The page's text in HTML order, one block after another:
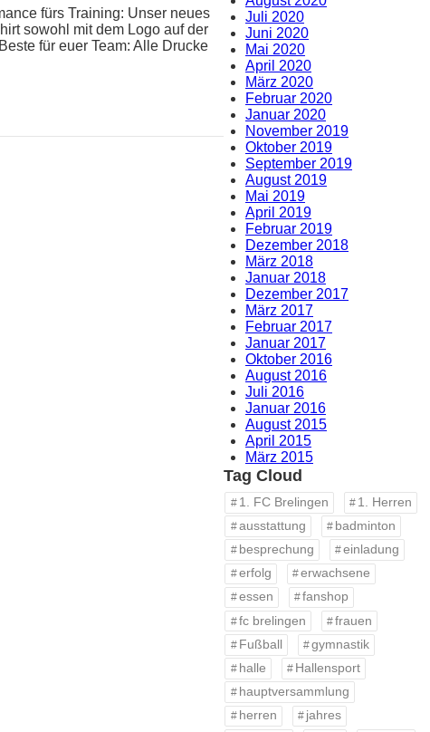
fürs Training: Unser neues
sowohl mit dem Logo auf der
für euer Team: Alle Drucke
Juli 2020
Juni 2020
Mai 2020
April 2020
März 2020
Februar 2020
Januar 2020
November 2019
Oktober 2019
September 2019
August 2019
Mai 2019
April 2019
Februar 2019
Dezember 2018
März 2018
Januar 2018
Dezember 2017
März 2017
Februar 2017
Januar 2017
Oktober 2016
August 2016
Juli 2016
Januar 2016
August 2015
April 2015
März 2015
Tag Cloud
1. FC Brelingen
1. Herren
ausstattung
badminton
besprechung
einladung
erfolg
erwachsene
essen
fanshop
fc brelingen
frauen
Fußball
gymnastik
halle
Hallensport
hauptversammlung
herren
jahres